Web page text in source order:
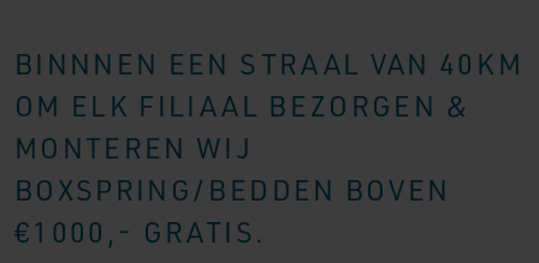
BINNNEN EEN STRAAL VAN 40KM
OM ELK FILIAAL BEZORGEN &
MONTEREN WIJ
BOXSPRING/BEDDEN BOVEN
€1000,- GRATIS.